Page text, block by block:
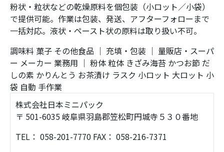
粉状・粒状などの乾燥原料を個包装（小ロット／小袋）
で提供可能。作業は包装、発送、アフターフォローまで
一括対応。液状・ペースト状の原料は取り扱い不可。
調味料 菓子 その他食品 ｜ 充填・包装 ｜ 量販店・スーパ
ー メーカー 業務用 ｜ 粉体粒体 きざみ海苔 かつお節 だ
しの素 かりんとう お茶漬け ラスク 小ロット 大ロット 小
袋 自動 手作業
株式会社日本ミニパック
〒 501-6035 岐阜県羽島郡笠松町円城寺５３０番地
TEL： 058-201-7770 FAX： 058-216-7371